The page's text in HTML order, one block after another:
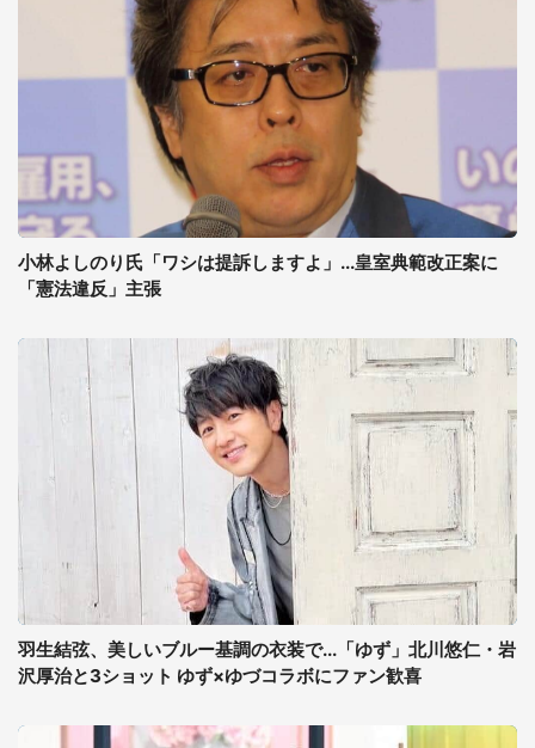
小林よしのり氏「ワシは提訴しますよ」...皇室典範改正案に
「憲法違反」主張
羽生結弦、美しいブルー基調の衣装で...「ゆず」北川悠仁・岩
沢厚治と3ショット ゆず×ゆづコラボにファン歓喜